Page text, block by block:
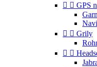
  GPS
  Grily
 